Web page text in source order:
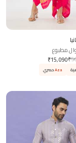
مطبوع
₹15,090₹
Azaحصري